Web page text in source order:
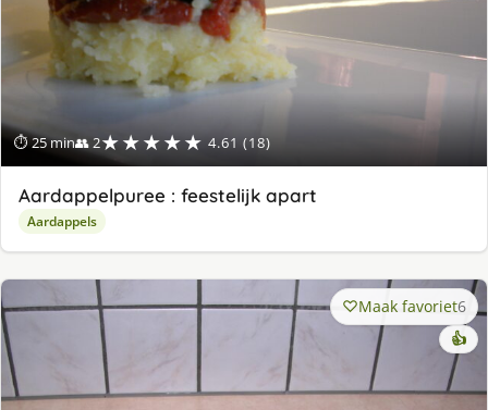
⏱ 25 min👥 2★★★★★ 4.61 (18)
Aardappelpuree : feestelijk apart
Aardappels
Maak favoriet6
👍